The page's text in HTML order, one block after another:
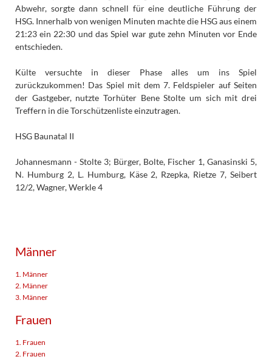
Abwehr, sorgte dann schnell für eine deutliche Führung der
HSG. Innerhalb von wenigen Minuten machte die HSG aus einem
21:23 ein 22:30 und das Spiel war gute zehn Minuten vor Ende
entschieden.
Külte versuchte in dieser Phase alles um ins Spiel
zurückzukommen! Das Spiel mit dem 7. Feldspieler auf Seiten
der Gastgeber, nutzte Torhüter Bene Stolte um sich mit drei
Treffern in die Torschützenliste einzutragen.
HSG Baunatal II
Johannesmann - Stolte 3; Bürger, Bolte, Fischer 1, Ganasinski 5,
N. Humburg 2, L. Humburg, Käse 2, Rzepka, Rietze 7, Seibert
12/2, Wagner, Werkle 4
Männer
1. Männer
2. Männer
3. Männer
Frauen
1. Frauen
2. Frauen